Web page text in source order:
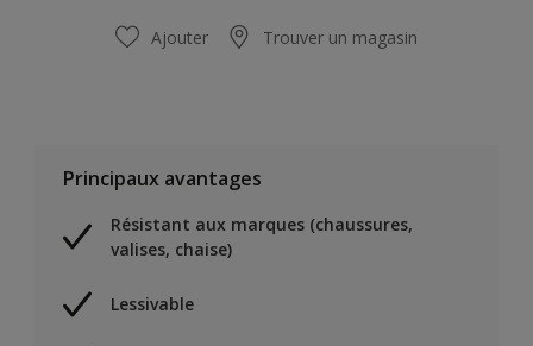
Ajouter Trouver un magasin
Principaux avantages
Résistant aux marques (chaussures,
valises, chaise)
Lessivable